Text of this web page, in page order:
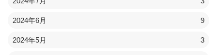
2024年6月 9
2024年5月 3